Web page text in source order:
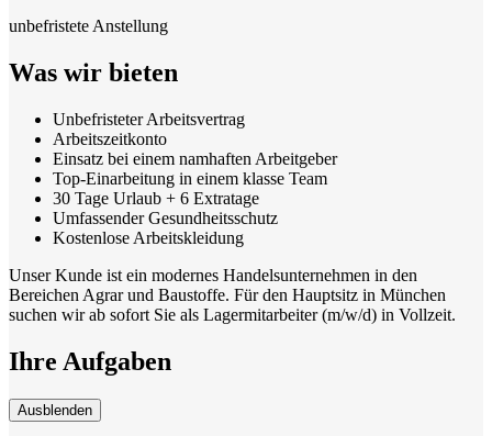
unbefristete Anstellung
Was wir bieten
Unbefristeter Arbeitsvertrag
Arbeitszeitkonto
Einsatz bei einem namhaften Arbeitgeber
Top-Einarbeitung in einem klasse Team
30 Tage Urlaub + 6 Extratage
Umfassender Gesundheitsschutz
Kostenlose Arbeitskleidung
Unser Kunde ist ein modernes Handelsunternehmen in den
Bereichen Agrar und Baustoffe. Für den Hauptsitz in München
suchen wir ab sofort Sie als Lagermitarbeiter (m/w/d) in Vollzeit.
Ihre Aufgaben
Ausblenden